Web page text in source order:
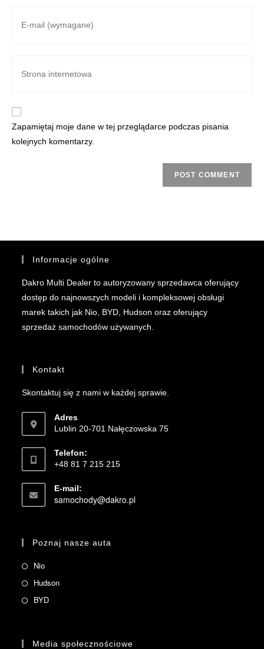
Zapamiętaj moje dane w tej przeglądarce podczas pisania
kolejnych komentarzy.
Informacje ogólne
Dakro Multi Dealer to autoryzowany sprzedawca oferujący
dostęp do najnowszych modeli i kompleksowej obsługi
marek takich jak Nio, BYD, Hudson oraz oferujący
sprzedaż samochodów używanych.
Kontakt
Skontaktuj się z nami w każdej sprawie.
Adres
Lublin 20-701 Nałęczowska 75
Telefon:
+48 81 7 215 215
E-mail:
samochody@dakro.pl
Poznaj nasze auta
Nio
Hudson
BYD
Media społecznościowe